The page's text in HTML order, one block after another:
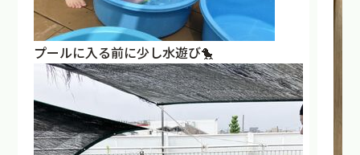
プールに入る前に少し水遊び🐤